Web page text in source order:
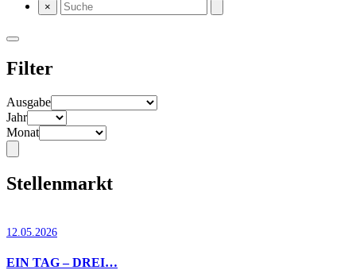
×
Filter
Ausgabe
Jahr
Monat
Stellenmarkt
12.05.2026
EIN TAG – DREI…